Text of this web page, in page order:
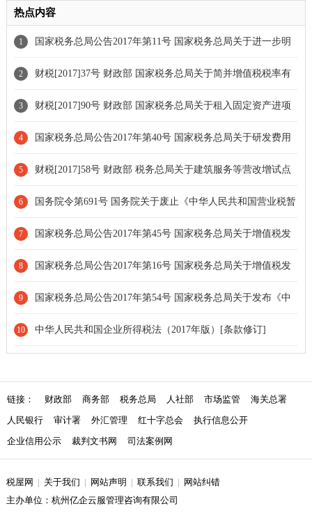
热点内容
1 国家税务总局公告2017年第11号 国家税务总局关于进一步明
确营改增有关征管问题的公告[条款废止]
2 财税[2017]37号 财政部 国家税务总局关于简并增值税税率有
关政策的通知
3 财税[2017]90号 财政部 国家税务总局关于租入固定资产进项
税额抵扣等增值税政策的通知[政策延期]
4 国家税务总局公告2017年第40号 国家税务总局关于研发费用
税前加计扣除归集范围有关问题的公告
5 财税[2017]58号 财政部 税务总局关于建筑服务等营改增试点
政策的通知[部分停止执行]
6 国务院令第691号 国务院关于废止《中华人民共和国营业税暂
行条例》和修改《中华人民共和国增值税暂行条例》的决定[条款
失效]
7 国家税务总局公告2017年第45号 国家税务总局关于增值税发
票管理若干事项的公告[条款废止]
8 国家税务总局公告2017年第16号 国家税务总局关于增值税发
票开具有关问题的公告
9 国家税务总局公告2017年第54号 国家税务总局关于发布《中
华人民共和国企业所得税年度纳税申报表（A类，2017年版）》的
10 中华人民共和国企业所得税法（2017年版）[条款修订]
链接： 财政部 商务部 税务总局 人社部 市场监管
海关总署
人民银行
审计署 外汇管理 红十字总会
执行信息公开
企业信用公示
裁判文书网 司法案例网
税屋网 | 关于我们 | 网站声明 | 联系我们 | 网站纠错
主办单位：杭州亿企云服管理咨询有限公司